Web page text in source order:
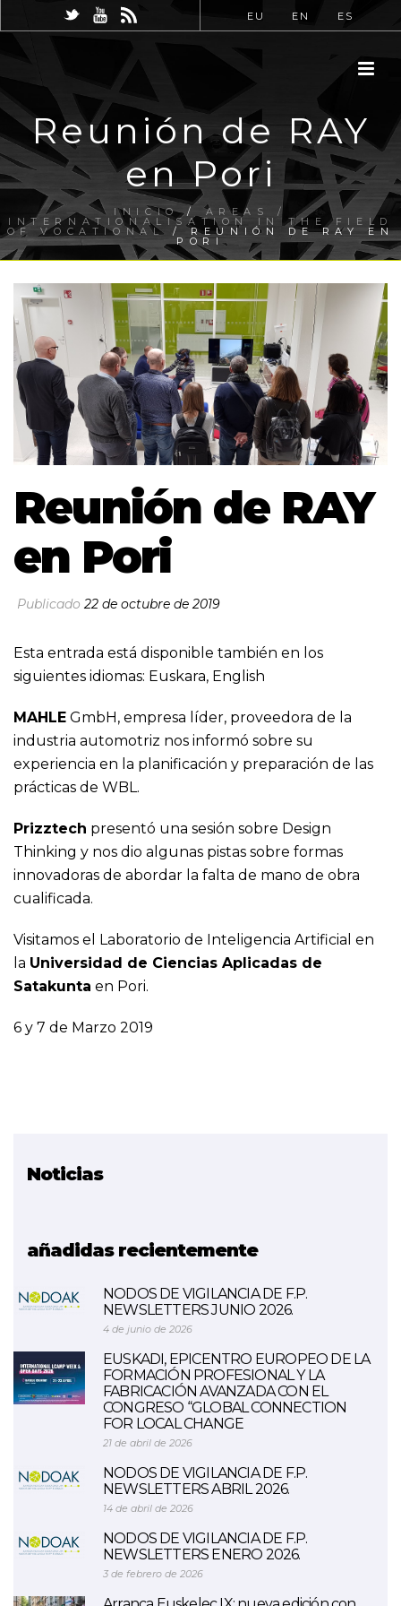
EU EN ES
Reunión de RAY
en Pori
INICIO/AREAS /
INTERNATIONALISATION IN THE FIELD
OF VOCATIONAL / REUNIÓN DE RAY EN
PORI
Reunión de RAY
en Pori
Publicado22 de octubre de 2019
Esta entrada está disponible también en los
siguientes idiomas: Euskara, English
MAHLE GmbH, empresa líder, proveedora de la
industria automotriz nos informó sobre su
experiencia en la planificación y preparación de las
prácticas de WBL.
Prizztech presentó una sesión sobre Design
Thinking y nos dio algunas pistas sobre formas
innovadoras de abordar la falta de mano de obra
cualificada.
Visitamos el Laboratorio de Inteligencia Artificial en
la Universidad de Ciencias Aplicadas de
Satakunta en Pori.
6 y 7 de Marzo 2019
Noticias
añadidas recientemente
NODOS DE VIGILANCIA DE F.P.
NEWSLETTERS JUNIO 2026.
4 de junio de 2026
EUSKADI, EPICENTRO EUROPEO DE LA
FORMACIÓN PROFESIONAL Y LA
FABRICACIÓN AVANZADA CON EL
CONGRESO “GLOBAL CONNECTION
FOR LOCAL CHANGE
21 de abril de 2026
NODOS DE VIGILANCIA DE F.P.
NEWSLETTERS ABRIL 2026.
14 de abril de 2026
NODOS DE VIGILANCIA DE F.P.
NEWSLETTERS ENERO 2026.
3 de febrero de 2026